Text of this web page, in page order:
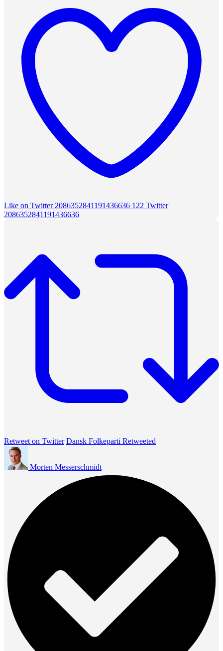
Like on Twitter 2086352841191436636 122 Twitter
2086352841191436636
Retweet on Twitter Dansk Folkeparti Retweeted
Morten Messerschmidt